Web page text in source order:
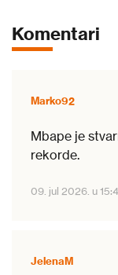
Komentari
Marko92
09. jul 2026. u
Mbape je
rekorde.
JelenaM